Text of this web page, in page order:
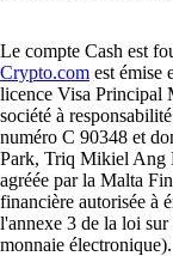
Le compte Cash est
Crypto.com est émise
licence Visa Principal
société à
numéro C 90348 et
Park, Triq Mikiel Ang
agréée par la Malta
financière autorisée à
l'annexe 3 de la loi
monnaie électronique).